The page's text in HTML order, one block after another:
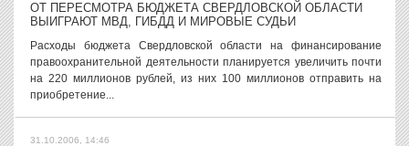
ОТ ПЕРЕСМОТРА БЮДЖЕТА СВЕРДЛОВСКОЙ ОБЛАСТИ
ВЫИГРАЮТ МВД, ГИБДД И МИРОВЫЕ СУДЬИ
Расходы бюджета Свердловской области на финансирование
правоохранительной деятельности планируется увеличить почти
на 220 миллионов рублей, из них 100 миллионов отправить на
приобретение...
31.10.2006, 14:46